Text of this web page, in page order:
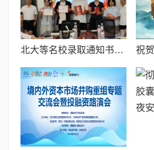
北大等名校录取通知书送达仪式在喀什市特区实验学校暖心举行